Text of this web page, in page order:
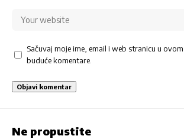
Sačuvaj moje ime, email i web stranicu u
buduće komentare.
Ne propustite